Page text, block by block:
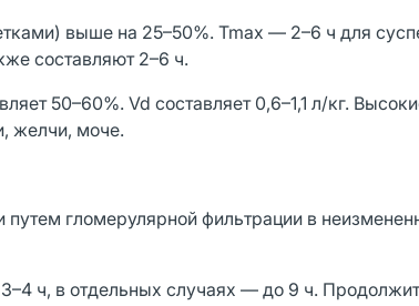
выше на 25–50%. Tmax — 2–6 ч для
составляют 2–6 ч.
50–60%. Vd составляет 0,6–1,1 л/кг.
желчи, моче.
гломерулярной фильтрации в
ч, в отдельных случаях — до 9 ч.